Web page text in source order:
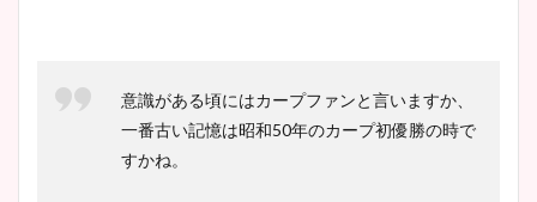
豊島実季アナのカップ画像ま
意識がある頃にはカープファンと言いますか、
一番古い記憶は昭和50年のカープ初優勝の時で
すかね。